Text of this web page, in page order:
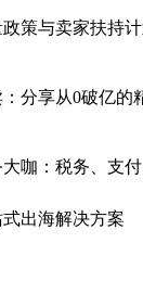
策与卖家扶持计
分享从0破亿的
咖：税务、支
出海解决方案